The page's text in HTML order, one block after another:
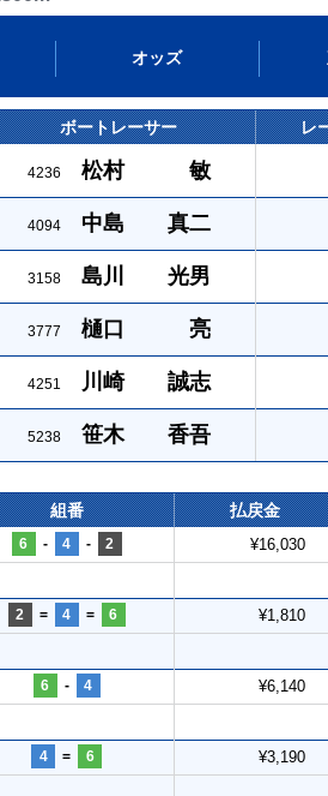
オッズ
ボートレーサー レ
4236 松村 敏
4094 中島 真二
3158 島川 光男
3777 樋口 亮
4251 川崎 誠志
5238 笹木 香吾
組番 払戻金
6 - 4 - 2 ¥16,030
2 = 4 = 6 ¥1,810
6 - 4 ¥6,140
4 = 6 ¥3,190